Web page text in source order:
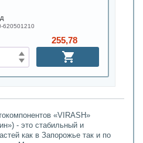
620501210
255,78
«VIRASH»
- это стабильный и
как в Запорожье так и по